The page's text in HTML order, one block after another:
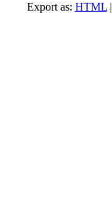
Export as: HTML|